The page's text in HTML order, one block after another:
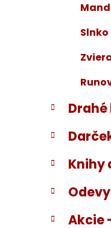
Knihy
Odevy
Akcie